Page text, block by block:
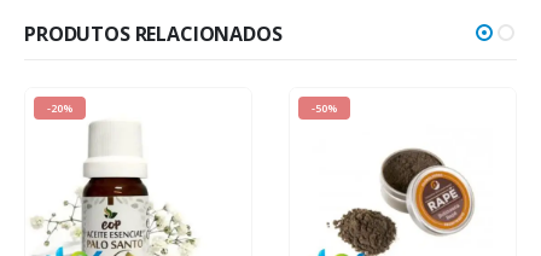
PRODUTOS RELACIONADOS
-20% -50%